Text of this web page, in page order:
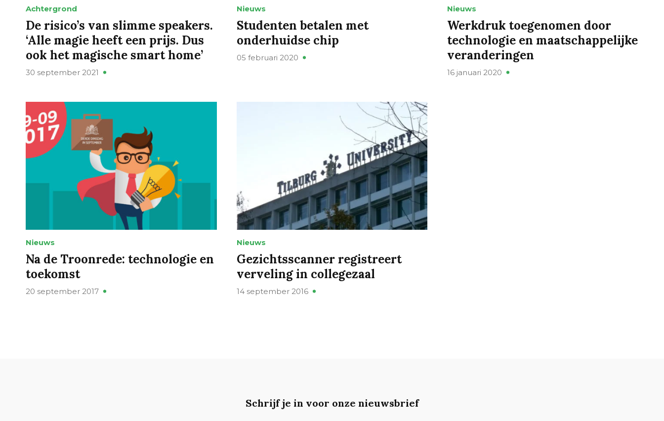
Achtergrond
De risico’s van slimme speakers.
‘Alle magie heeft een prijs. Dus
ook het magische smart home’
30 september 2021
Nieuws
Studenten betalen met
onderhuidse chip
05 februari 2020
Nieuws
Werkdruk toegenomen door
technologie en maatschappelijke
veranderingen
16 januari 2020
Nieuws
Na de Troonrede: technologie en
toekomst
20 september 2017
Nieuws
Gezichtsscanner registreert
verveling in collegezaal
14 september 2016
Schrijf je in voor onze nieuwsbrief